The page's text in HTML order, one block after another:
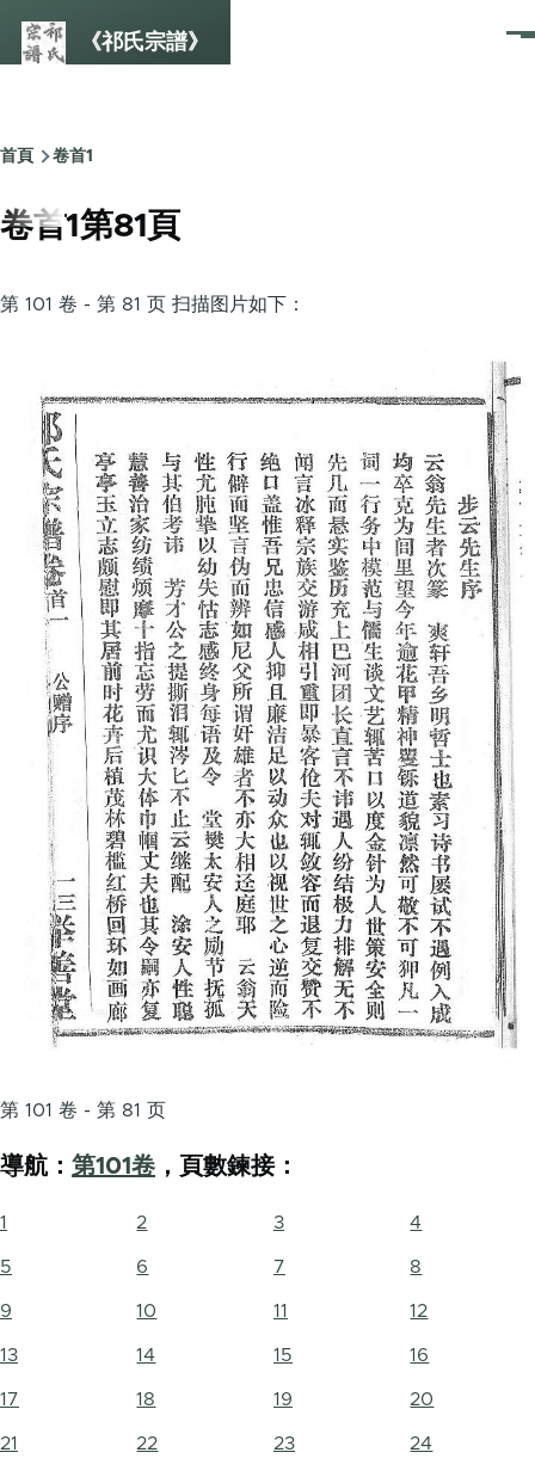
《祁氏宗譜》
選
Breadcrumb
首頁 卷首1
卷首1第81頁
第 101 卷 - 第 81 页 扫描图片如下：
第 101 卷 - 第 81 页
導航： 第101卷 ，頁數鍊接：
1 2 3 4
5 6 7 8
9 10 11 12
13 14 15 16
17 18 19 20
21 22 23 24